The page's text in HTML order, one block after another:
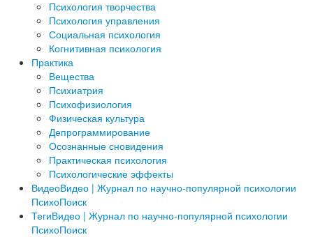
Психология творчества
Психология управления
Социальная психология
Когнитивная психология
Практика
Вещества
Психиатрия
Психофизиология
Физическая культура
Депрограммирование
Осознанные сновидения
Практическая психология
Психологические эффекты
ВидеоВидео | Журнал по научно-популярной психологии
ПсихоПоиск
ТегиВидео | Журнал по научно-популярной психологии
ПсихоПоиск